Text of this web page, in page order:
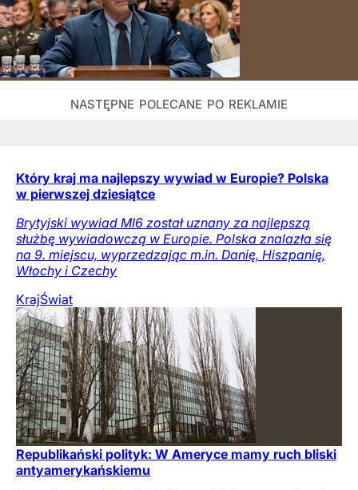
Który kraj ma najlepszy wywiad w Europie? Polska
w pierwszej dziesiątce
Brytyjski wywiad MI6 został uznany za najlepszą
służbę wywiadowczą w Europie. Polska znalazła się
na 9. miejscu, wyprzedzając m.in. Danię, Hiszpanię,
Włochy i Czechy
KrajŚwiat
Republikański polityk: W Ameryce mamy ruch bliski
antyamerykańskiemu